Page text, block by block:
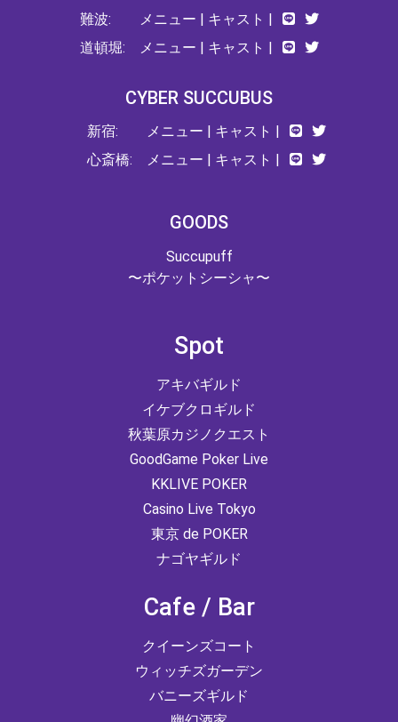
難波:
道頓堀:
メニュー | キャスト |
メニュー | キャスト |
CYBER SUCCUBUS
新宿:
心斎橋:
メニュー キャスト
メニュー
キャスト
GOODS
Succupuff
〜ポケットシーシャ〜
Spot
アキバギルド
イケブクロギルド
秋葉原カジノクエスト
GoodGame Poker Live
KKLIVE POKER
Casino Live Tokyo
東京 de POKER
ナゴヤギルド
Cafe / Bar
クイーンズコート
ウィッチズガーデン
バニーズギルド